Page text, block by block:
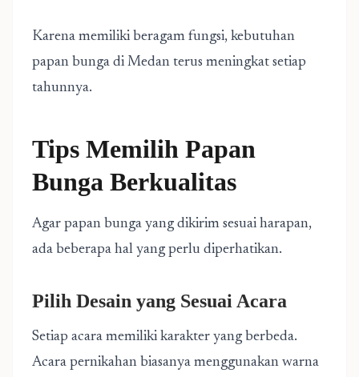
Karena memiliki beragam fungsi, kebutuhan
papan bunga di Medan terus meningkat setiap
tahunnya.
Tips Memilih Papan
Bunga Berkualitas
Agar papan bunga yang dikirim sesuai harapan,
ada beberapa hal yang perlu diperhatikan.
Pilih Desain yang Sesuai Acara
Setiap acara memiliki karakter yang berbeda.
Acara pernikahan biasanya menggunakan warna